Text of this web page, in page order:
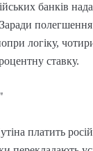
банків
логіку,
ставку.
платить